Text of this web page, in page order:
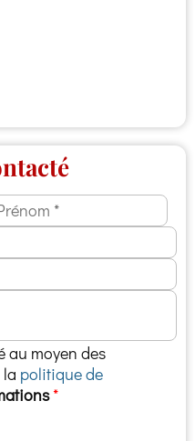
au moyen des
politique de